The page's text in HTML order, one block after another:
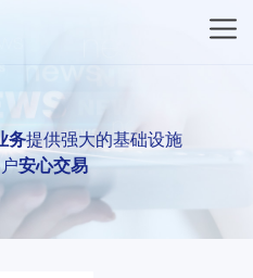
务提供强大的基础设施
安心交易